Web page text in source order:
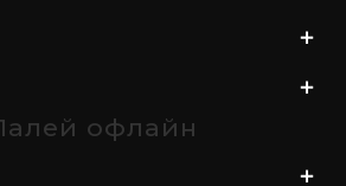
офлайн